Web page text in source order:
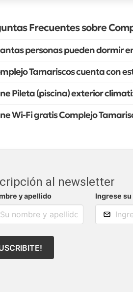
Frecuentes sobre
personas pueden dormir
Tamariscos cuenta con
Pileta (piscina) exterior
Wi-Fi gratis Complejo
al newsletter
y apellido Ingrese su